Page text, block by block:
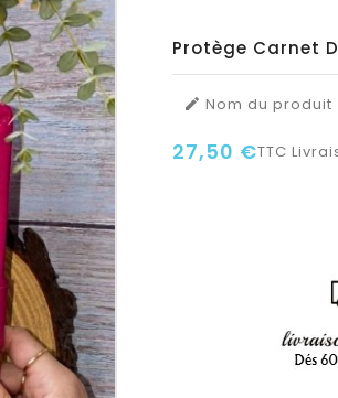
Protège Carnet
 Nom du produit
27,50 €TTC